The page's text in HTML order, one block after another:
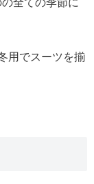
全ての季節に
用でスーツを揃